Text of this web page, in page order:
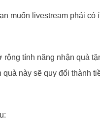
muốn livestream phải có
rộng tính năng nhận quà
này sẽ quy đổi thành